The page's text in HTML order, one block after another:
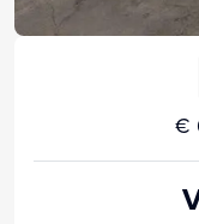
€